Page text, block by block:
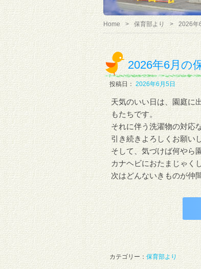
Home 保育部より 2026年
2026年6月の
投稿日： 2026年6月5日
天気のいい日は、園庭に
もたちです。
それに伴う洗濯物の対応
引き続きよろしくお願い
そして、気づけば何やら
カナヘビにおたまじゃく
次はどんないきものが仲
カテゴリー： 保育部より